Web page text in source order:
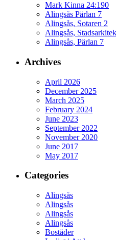
Mark Kinna 24:190
Alingsås Pärlan 7
Alingsås, Sotaren 2
Alingsås,
Alingsås, Pärlan 7
Archives
April 2026
December 2025
March 2025
February 2024
June 2023
September 2022
November 2020
June 2017
May 2017
Categories
Alingsås
Alingsås
Alingsås
Alingsås
Bostäder